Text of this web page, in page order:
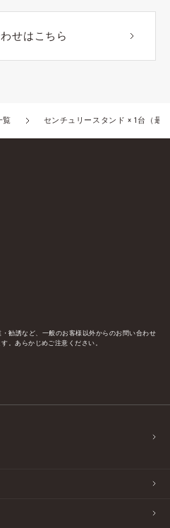
せはこちら
覧 センチュリースタンド × 1台（最
勧誘など、一般のお客様以外からのお問い合わせ
。あらかじめご注意ください。